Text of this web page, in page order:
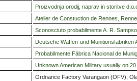
Proizvodnja orodij, naprav in storitve
Atelier de Constuction de Rennes,
Sconosciuto probabilmente A. R.
Deutsche Waffen-und
Probabilmente Fábrica Nacional de
Unknown American Military usually on
Ordnance Factory Varangaon (OFV),